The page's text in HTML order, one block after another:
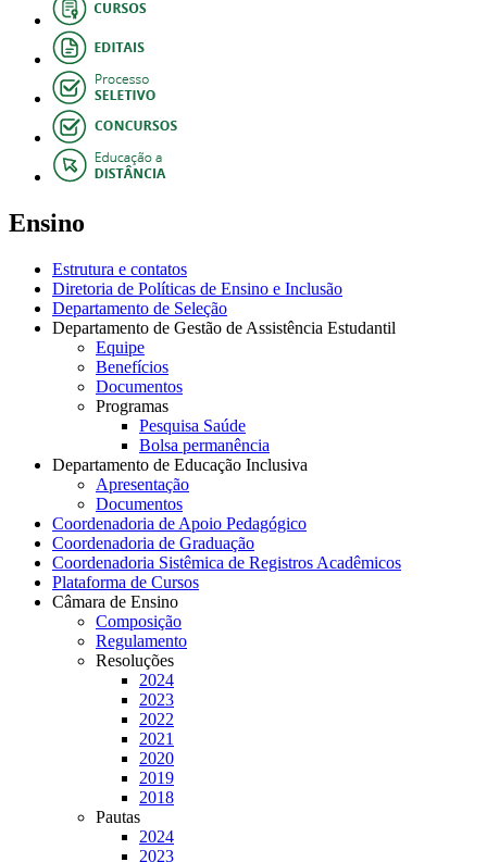
Ensino
Estrutura e contatos
Diretoria de Políticas de Ensino e Inclusão
Departamento de Seleção
Departamento de Gestão de Assistência Estudantil
Equipe
Benefícios
Documentos
Programas
Pesquisa Saúde
Bolsa permanência
Departamento de Educação Inclusiva
Apresentação
Documentos
Coordenadoria de Apoio Pedagógico
Coordenadoria de Graduação
Coordenadoria Sistêmica de Registros Acadêmicos
Plataforma de Cursos
Câmara de Ensino
Composição
Regulamento
Resoluções
2024
2023
2022
2021
2020
2019
2018
Pautas
2024
2023